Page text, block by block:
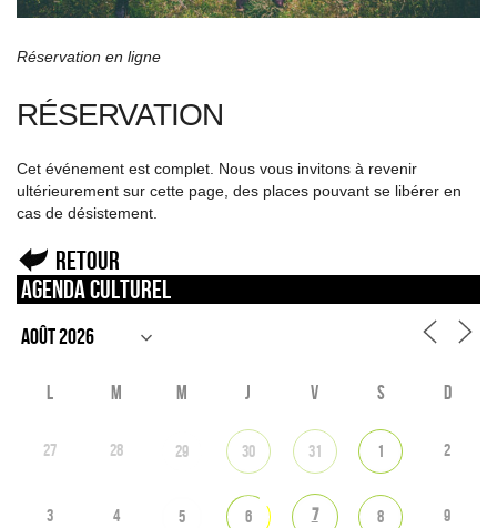
Réservation en ligne
RÉSERVATION
Cet événement est complet. Nous vous invitons à revenir
ultérieurement sur cette page, des places pouvant se libérer en
cas de désistement.
Retour
Agenda culturel
L M M J V S D
27 28 29 30 31 1 2
3 4 5 6 7 8 9